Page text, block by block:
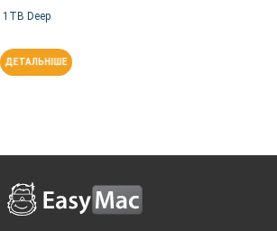
1TB Deep
ДЕТАЛЬНІШЕ